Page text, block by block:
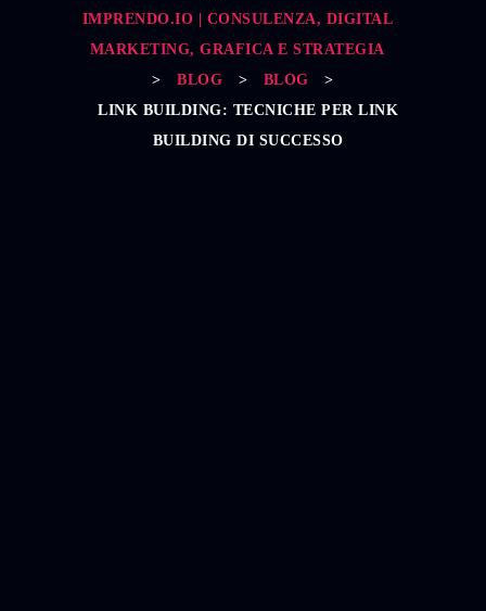
IMPRENDO.IO | CONSULENZA, DIGITAL
MARKETING, GRAFICA E STRATEGIA
>
BLOG > BLOG
>
LINK BUILDING: TECNICHE PER LINK
BUILDING DI SUCCESSO